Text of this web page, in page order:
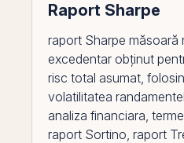
Raport Sharpe
raport Sharpe măsoară
excedentar obținut
risc total asumat,
volatilitatea
analiza financiara,
raport Sortino, raport